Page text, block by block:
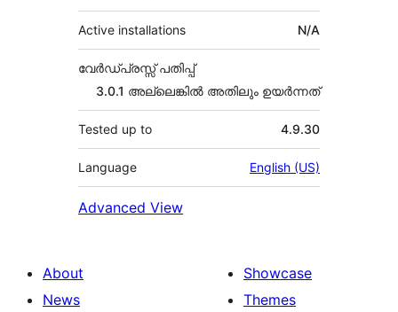
Active installations N/A
വേർഡ്പ്രസ്സ് പതിപ്പ്
3.0.1 അല്ലെങ്കില്‍ അതിലും ഉയര്‍ന്നത്
Tested up to 4.9.30
Language English (US)
Advanced View
About
News
Showcase
Themes